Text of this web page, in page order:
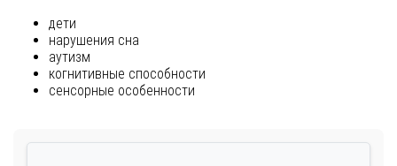
дети
нарушения сна
аутизм
когнитивные способности
сенсорные особенности